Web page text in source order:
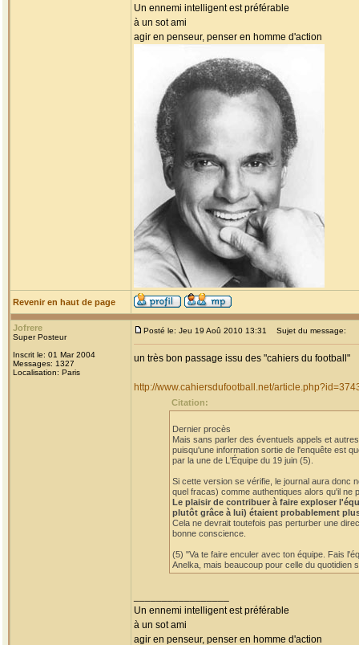
Un ennemi intelligent est préférable
à un sot ami
agir en penseur, penser en homme d'action
Revenir en haut de page
Jofrere
Super Posteur
Inscrit le: 01 Mar 2004
Messages: 1327
Localisation: Paris
Posté le: Jeu 19 Aoû 2010 13:31 Sujet du message:
un très bon passage issu des "cahiers du football"
http://www.cahiersdufootball.net/
Citation:
Dernier procès
Mais sans parler des éventuels appels et
puisqu'une information sortie de l'enquête est
par la une de L'Équipe du 19 juin (5).
Si cette version se vérifie, le journal aura donc
quel fracas) comme authentiques alors qu'il ne
Le plaisir de contribuer à faire exploser
plutôt grâce à lui) étaient probablement
Cela ne devrait toutefois pas perturber une
bonne conscience.
(5) "Va te faire enculer avec ton équipe. Fais
Anelka, mais beaucoup pour celle du quotidien
Un ennemi intelligent est préférable
à un sot ami
agir en penseur, penser en homme d'action